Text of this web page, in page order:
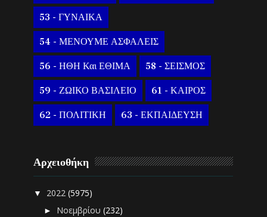
53 - ΓΥΝΑΙΚΑ
54 - ΜΕΝΟΥΜΕ ΑΣΦΑΛΕΙΣ
56 - ΗΘΗ Και ΕΘΙΜΑ 58 - ΣΕΙΣΜΟΣ
59 - ΖΩΙΚΟ ΒΑΣΙΛΕΙΟ 61 - ΚΑΙΡΟΣ
62 - ΠΟΛΙΤΙΚΗ 63 - ΕΚΠΑΙΔΕΥΣΗ
Αρχειοθήκη
▼ 2022(5975)
► Νοεμβρίου(232)